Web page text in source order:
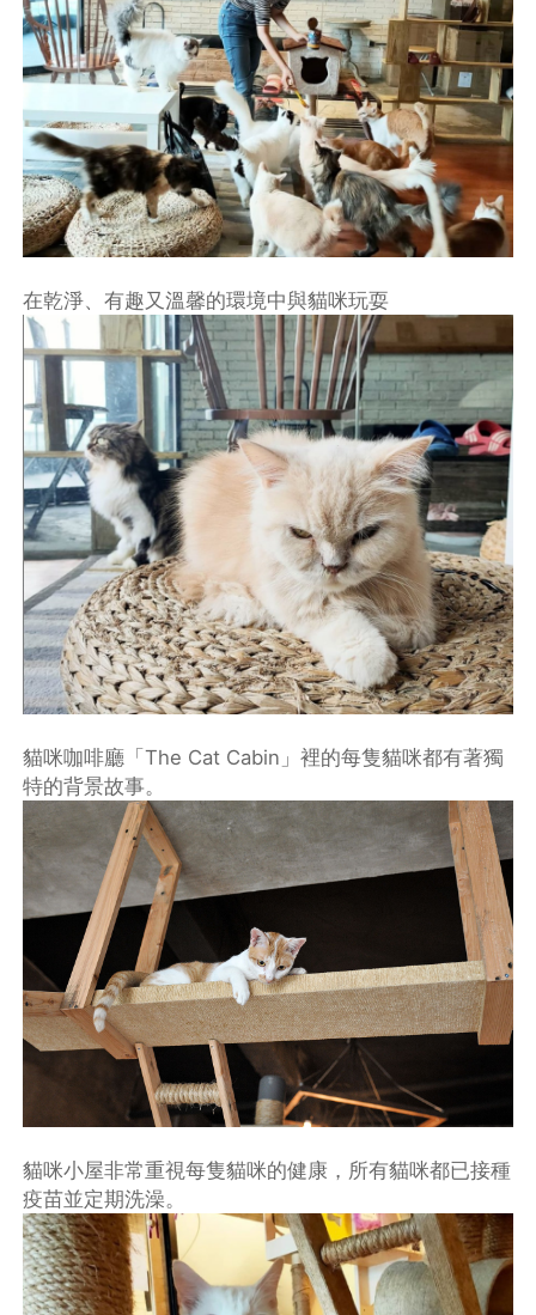
在乾淨、有趣又溫馨的環境中與貓咪玩耍
貓咪咖啡廳「The Cat Cabin」裡的每隻貓咪都有著獨
特的背景故事。
貓咪小屋非常重視每隻貓咪的健康，所有貓咪都已接種
疫苗並定期洗澡。